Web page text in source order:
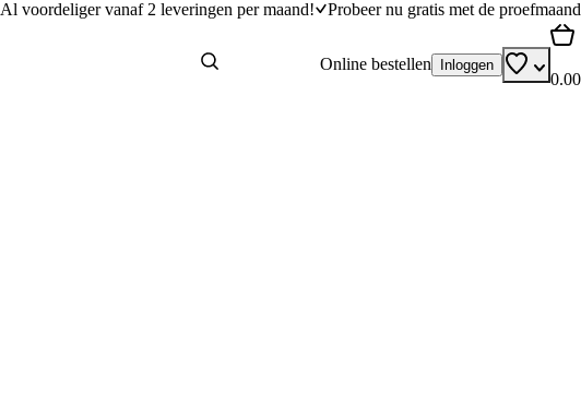
Al voordeliger vanaf 2 leveringen per maand! Probeer nu gratis met de proefmaand
Online bestellen Inloggen
0.00